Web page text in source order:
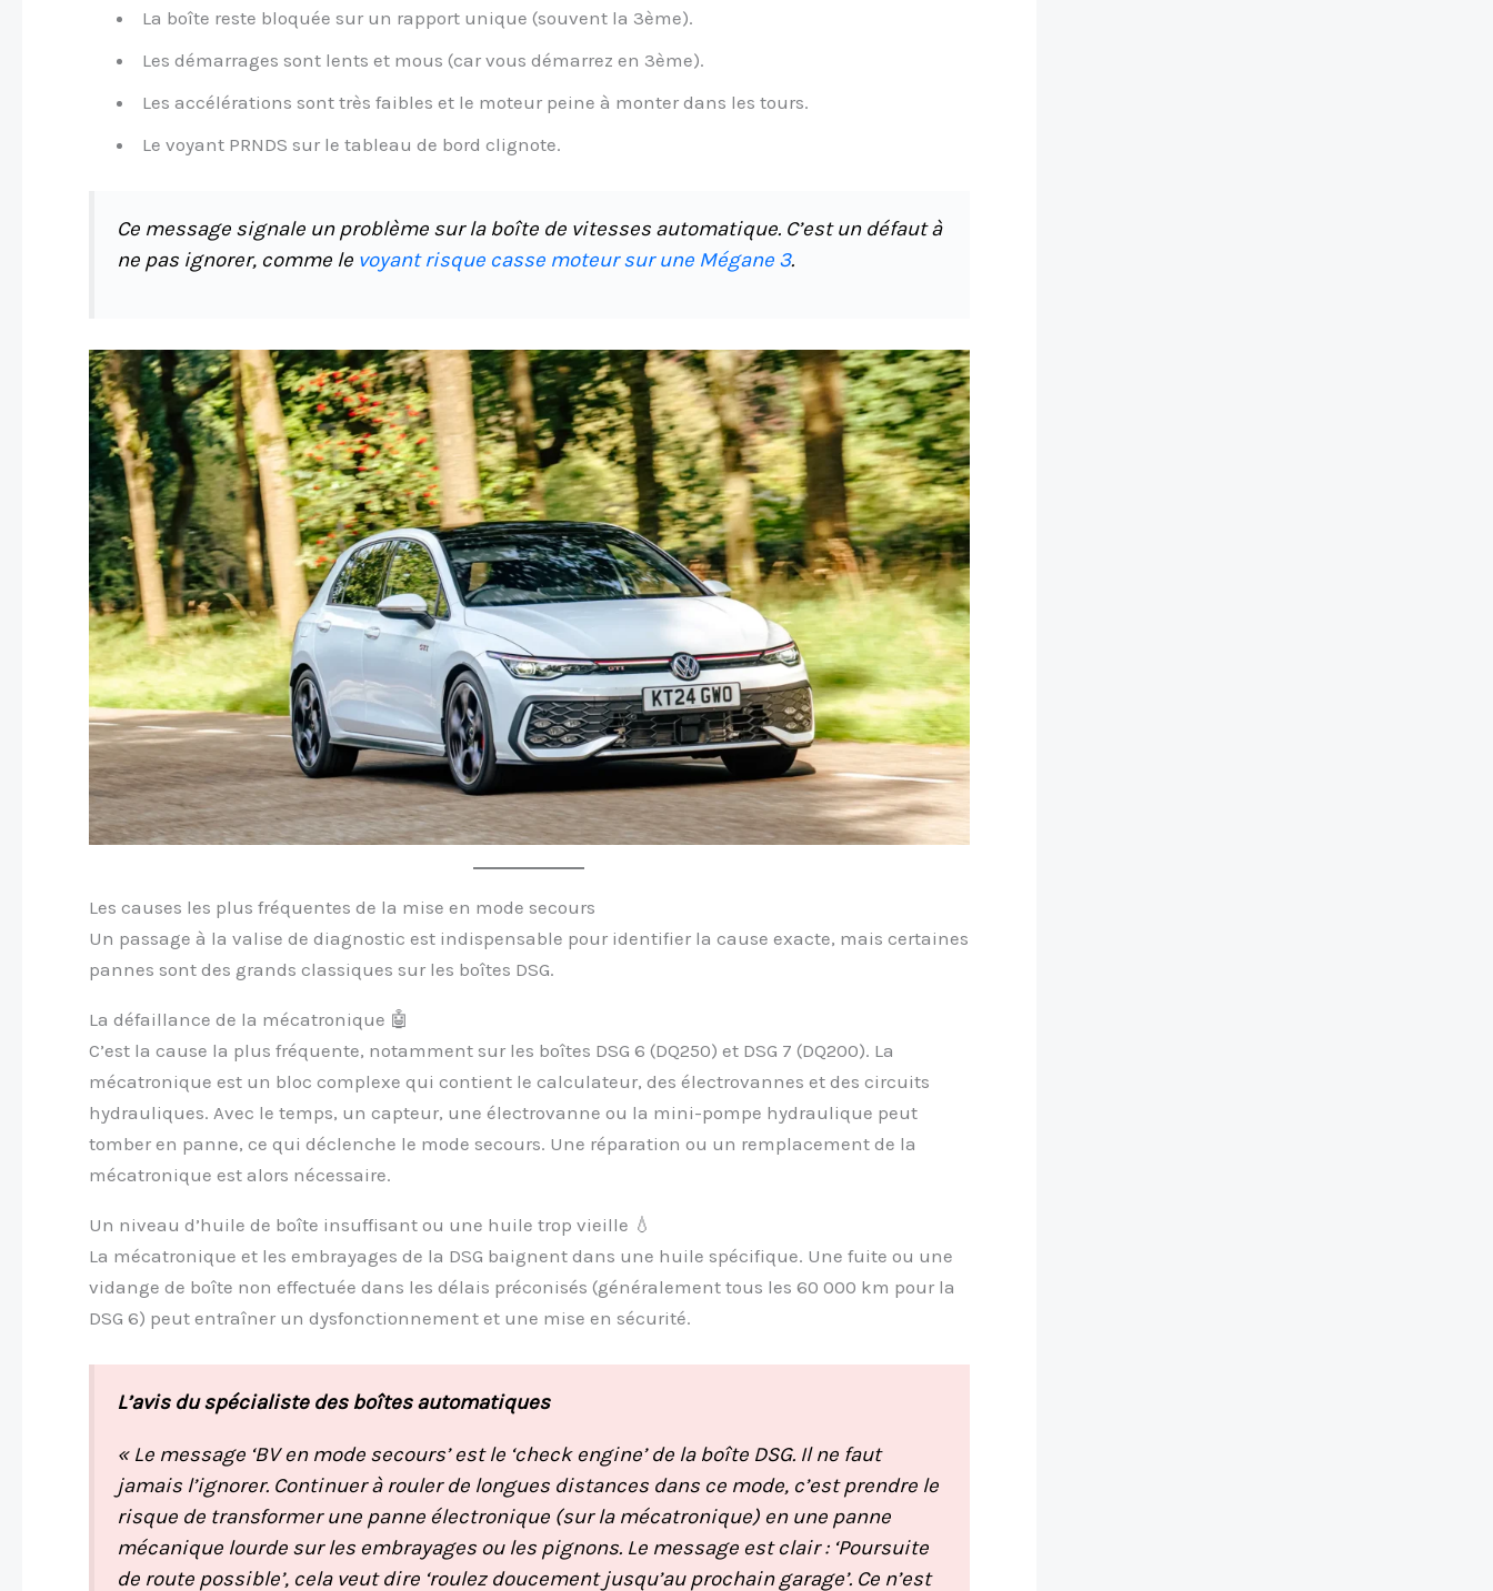
La boîte reste bloquée sur un rapport unique (souvent la 3ème).
Les démarrages sont lents et mous (car vous démarrez en 3ème).
Les accélérations sont très faibles et le moteur peine à monter dans les tours.
Le voyant PRNDS sur le tableau de bord clignote.
Ce message signale un problème sur la boîte de vitesses automatique. C’est un défaut à
ne pas ignorer, comme le voyant risque casse moteur sur une Mégane 3.
Les causes les plus fréquentes de la mise en mode secours
Un passage à la valise de diagnostic est indispensable pour identifier la cause exacte, mais certaines
pannes sont des grands classiques sur les boîtes DSG.
La défaillance de la mécatronique 🤖
C’est la cause la plus fréquente, notamment sur les boîtes DSG 6 (DQ250) et DSG 7 (DQ200). La
mécatronique est un bloc complexe qui contient le calculateur, des électrovannes et des circuits
hydrauliques. Avec le temps, un capteur, une électrovanne ou la mini-pompe hydraulique peut
tomber en panne, ce qui déclenche le mode secours. Une réparation ou un remplacement de la
mécatronique est alors nécessaire.
Un niveau d’huile de boîte insuffisant ou une huile trop vieille 💧
La mécatronique et les embrayages de la DSG baignent dans une huile spécifique. Une fuite ou une
vidange de boîte non effectuée dans les délais préconisés (généralement tous les 60 000 km pour la
DSG 6) peut entraîner un dysfonctionnement et une mise en sécurité.
L’avis du spécialiste des boîtes automatiques
« Le message ‘BV en mode secours’ est le ‘check engine’ de la boîte DSG. Il ne faut
jamais l’ignorer. Continuer à rouler de longues distances dans ce mode, c’est prendre le
risque de transformer une panne électronique (sur la mécatronique) en une panne
mécanique lourde sur les embrayages ou les pignons. Le message est clair : ‘Poursuite
de route possible’, cela veut dire ‘roulez doucement jusqu’au prochain garage’. Ce n’est